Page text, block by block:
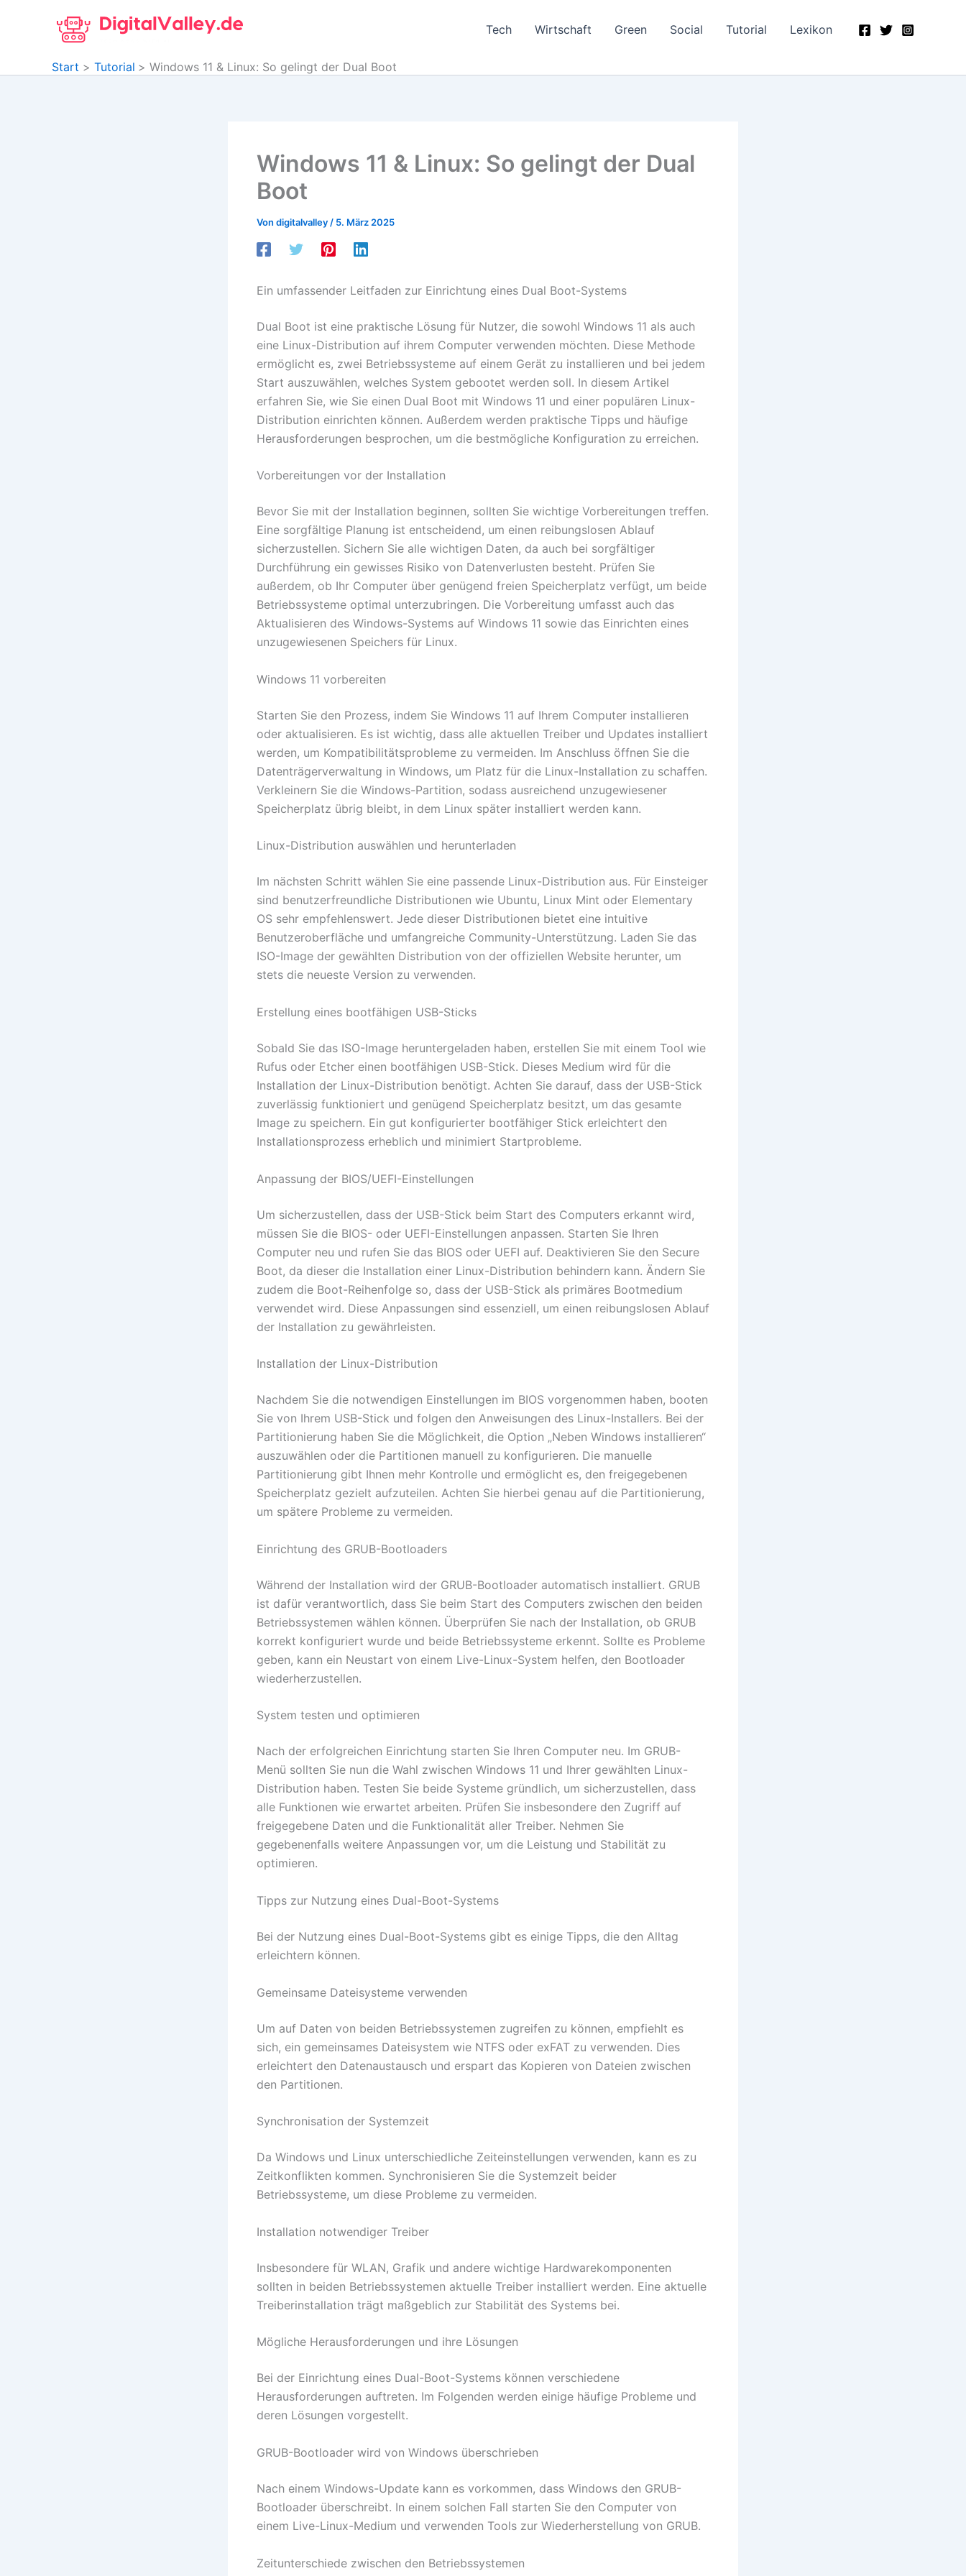
Tech Wirtschaft Green Social Tutorial Lexikon
Start Tutorial Windows 11 & Linux: So gelingt der Dual Boot
Windows 11 & Linux: So gelingt der Dual
Boot
Von digitalvalley / 5. März 2025
Ein umfassender Leitfaden zur Einrichtung eines Dual Boot-Systems
Dual Boot ist eine praktische Lösung für Nutzer, die sowohl Windows 11 als auch
eine Linux-Distribution auf ihrem Computer verwenden möchten. Diese Methode
ermöglicht es, zwei Betriebssysteme auf einem Gerät zu installieren und bei jedem
Start auszuwählen, welches System gebootet werden soll. In diesem Artikel
erfahren Sie, wie Sie einen Dual Boot mit Windows 11 und einer populären Linux-
Distribution einrichten können. Außerdem werden praktische Tipps und häufige
Herausforderungen besprochen, um die bestmögliche Konfiguration zu erreichen.
Vorbereitungen vor der Installation
Bevor Sie mit der Installation beginnen, sollten Sie wichtige Vorbereitungen treffen.
Eine sorgfältige Planung ist entscheidend, um einen reibungslosen Ablauf
sicherzustellen. Sichern Sie alle wichtigen Daten, da auch bei sorgfältiger
Durchführung ein gewisses Risiko von Datenverlusten besteht. Prüfen Sie
außerdem, ob Ihr Computer über genügend freien Speicherplatz verfügt, um beide
Betriebssysteme optimal unterzubringen. Die Vorbereitung umfasst auch das
Aktualisieren des Windows-Systems auf Windows 11 sowie das Einrichten eines
unzugewiesenen Speichers für Linux.
Windows 11 vorbereiten
Starten Sie den Prozess, indem Sie Windows 11 auf Ihrem Computer installieren
oder aktualisieren. Es ist wichtig, dass alle aktuellen Treiber und Updates installiert
werden, um Kompatibilitätsprobleme zu vermeiden. Im Anschluss öffnen Sie die
Datenträgerverwaltung in Windows, um Platz für die Linux-Installation zu schaffen.
Verkleinern Sie die Windows-Partition, sodass ausreichend unzugewiesener
Speicherplatz übrig bleibt, in dem Linux später installiert werden kann.
Linux-Distribution auswählen und herunterladen
Im nächsten Schritt wählen Sie eine passende Linux-Distribution aus. Für Einsteiger
sind benutzerfreundliche Distributionen wie Ubuntu, Linux Mint oder Elementary
OS sehr empfehlenswert. Jede dieser Distributionen bietet eine intuitive
Benutzeroberfläche und umfangreiche Community-Unterstützung. Laden Sie das
ISO-Image der gewählten Distribution von der offiziellen Website herunter, um
stets die neueste Version zu verwenden.
Erstellung eines bootfähigen USB-Sticks
Sobald Sie das ISO-Image heruntergeladen haben, erstellen Sie mit einem Tool wie
Rufus oder Etcher einen bootfähigen USB-Stick. Dieses Medium wird für die
Installation der Linux-Distribution benötigt. Achten Sie darauf, dass der USB-Stick
zuverlässig funktioniert und genügend Speicherplatz besitzt, um das gesamte
Image zu speichern. Ein gut konfigurierter bootfähiger Stick erleichtert den
Installationsprozess erheblich und minimiert Startprobleme.
Anpassung der BIOS/UEFI-Einstellungen
Um sicherzustellen, dass der USB-Stick beim Start des Computers erkannt wird,
müssen Sie die BIOS- oder UEFI-Einstellungen anpassen. Starten Sie Ihren
Computer neu und rufen Sie das BIOS oder UEFI auf. Deaktivieren Sie den Secure
Boot, da dieser die Installation einer Linux-Distribution behindern kann. Ändern Sie
zudem die Boot-Reihenfolge so, dass der USB-Stick als primäres Bootmedium
verwendet wird. Diese Anpassungen sind essenziell, um einen reibungslosen Ablauf
der Installation zu gewährleisten.
Installation der Linux-Distribution
Nachdem Sie die notwendigen Einstellungen im BIOS vorgenommen haben, booten
Sie von Ihrem USB-Stick und folgen den Anweisungen des Linux-Installers. Bei der
Partitionierung haben Sie die Möglichkeit, die Option „Neben Windows installieren“
auszuwählen oder die Partitionen manuell zu konfigurieren. Die manuelle
Partitionierung gibt Ihnen mehr Kontrolle und ermöglicht es, den freigegebenen
Speicherplatz gezielt aufzuteilen. Achten Sie hierbei genau auf die Partitionierung,
um spätere Probleme zu vermeiden.
Einrichtung des GRUB-Bootloaders
Während der Installation wird der GRUB-Bootloader automatisch installiert. GRUB
ist dafür verantwortlich, dass Sie beim Start des Computers zwischen den beiden
Betriebssystemen wählen können. Überprüfen Sie nach der Installation, ob GRUB
korrekt konfiguriert wurde und beide Betriebssysteme erkennt. Sollte es Probleme
geben, kann ein Neustart von einem Live-Linux-System helfen, den Bootloader
wiederherzustellen.
System testen und optimieren
Nach der erfolgreichen Einrichtung starten Sie Ihren Computer neu. Im GRUB-
Menü sollten Sie nun die Wahl zwischen Windows 11 und Ihrer gewählten Linux-
Distribution haben. Testen Sie beide Systeme gründlich, um sicherzustellen, dass
alle Funktionen wie erwartet arbeiten. Prüfen Sie insbesondere den Zugriff auf
freigegebene Daten und die Funktionalität aller Treiber. Nehmen Sie
gegebenenfalls weitere Anpassungen vor, um die Leistung und Stabilität zu
optimieren.
Tipps zur Nutzung eines Dual-Boot-Systems
Bei der Nutzung eines Dual-Boot-Systems gibt es einige Tipps, die den Alltag
erleichtern können.
Gemeinsame Dateisysteme verwenden
Um auf Daten von beiden Betriebssystemen zugreifen zu können, empfiehlt es
sich, ein gemeinsames Dateisystem wie NTFS oder exFAT zu verwenden. Dies
erleichtert den Datenaustausch und erspart das Kopieren von Dateien zwischen
den Partitionen.
Synchronisation der Systemzeit
Da Windows und Linux unterschiedliche Zeiteinstellungen verwenden, kann es zu
Zeitkonflikten kommen. Synchronisieren Sie die Systemzeit beider
Betriebssysteme, um diese Probleme zu vermeiden.
Installation notwendiger Treiber
Insbesondere für WLAN, Grafik und andere wichtige Hardwarekomponenten
sollten in beiden Betriebssystemen aktuelle Treiber installiert werden. Eine aktuelle
Treiberinstallation trägt maßgeblich zur Stabilität des Systems bei.
Mögliche Herausforderungen und ihre Lösungen
Bei der Einrichtung eines Dual-Boot-Systems können verschiedene
Herausforderungen auftreten. Im Folgenden werden einige häufige Probleme und
deren Lösungen vorgestellt.
GRUB-Bootloader wird von Windows überschrieben
Nach einem Windows-Update kann es vorkommen, dass Windows den GRUB-
Bootloader überschreibt. In einem solchen Fall starten Sie den Computer von
einem Live-Linux-Medium und verwenden Tools zur Wiederherstellung von GRUB.
Zeitunterschiede zwischen den Betriebssystemen